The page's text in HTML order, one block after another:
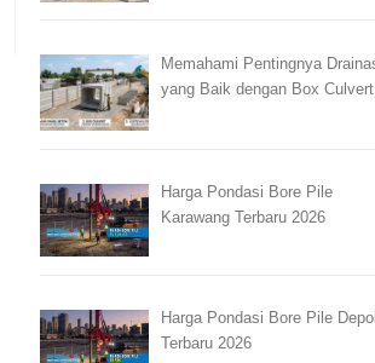
Memahami Pentingnya
yang Baik dengan Box Culvert
Harga Pondasi Bore Pile
Karawang Terbaru 2026
Harga Pondasi Bore Pile
Terbaru 2026